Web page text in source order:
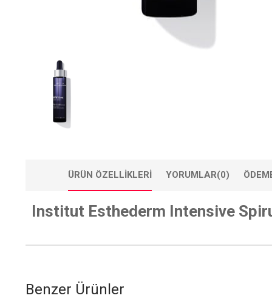
ÜRÜN ÖZELLIKLERI YORUMLAR(0)
Institut Esthederm Intensive
Benzer Ürünler